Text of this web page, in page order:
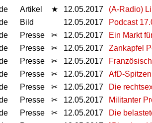
Artikel ★ 12.05.2017
(A-Radio)
Bild 12.05.2017
Podcast
Presse ✂ 12.05.2017
Ein Markt
Presse ✂ 12.05.2017
Zankapfel
Presse ✂ 12.05.2017
Presse ✂ 12.05.2017
AfD-
Presse ✂ 12.05.2017
Die
Presse ✂ 12.05.2017
Militanter
Presse ✂ 12.05.2017
Die